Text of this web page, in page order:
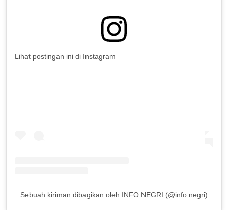
Lihat postingan ini di Instagram
Sebuah kiriman dibagikan oleh INFO NEGRI (@info.negri)